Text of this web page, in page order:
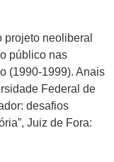
projeto neoliberal
público nas
(1990-1999). Anais
Federal de
desafios
Juiz de Fora: